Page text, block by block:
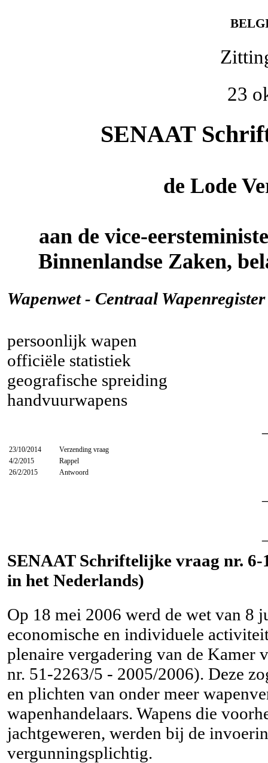
23
SENAAT
de Lode
aan de vice-
Binnenlandse Zaken,
Wapenwet - Centraal
persoonlijk wapen
officiële statistiek
geografische spreiding
handvuurwapens
23/10/2014
Verzending vraag
4/2/2015
Rappel
26/2/2015
Antwoord
SENAAT Schriftelijke vraag nr. 6-
in het Nederlands)
Op 18 mei 2006 werd de wet van 8
economische en individuele
plenaire vergadering van de Kamer
nr. 51-2263/5 - 2005/2006). Deze
en plichten van onder meer
wapenhandelaars. Wapens die
jachtgeweren, werden bij de
vergunningsplichtig.